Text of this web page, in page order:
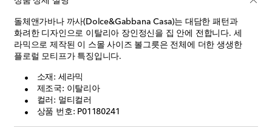
돌체앤가바나 까사(Dolce&Gabbana Casa)는 대담한 패턴과
화려한 디자인으로 이탈리아 장인정신을 집 안에 전합니다. 세
라믹으로 제작된 이 스몰 사이즈 볼그릇은 전체에 더한 생생한
플로럴 모티프가 특징입니다.
소재: 세라믹
제조국: 이탈리아
컬러: 멀티컬러
상품 번호: P01180241